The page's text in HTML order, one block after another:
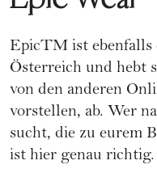
EpicTM ist ebenfalls
Österreich und hebt
von den anderen
vorstellen, ab. Wer
sucht, die zu eurem
ist hier genau